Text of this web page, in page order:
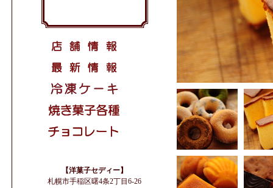
【洋菓子セディー】
札幌市手稲区曙4条2丁目6-26